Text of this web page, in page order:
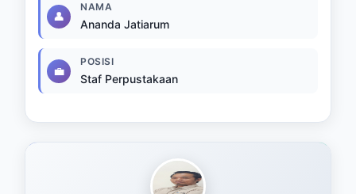
👤
NAMA
Ananda Jatiarum
💼
POSISI
Staf Perpustakaan